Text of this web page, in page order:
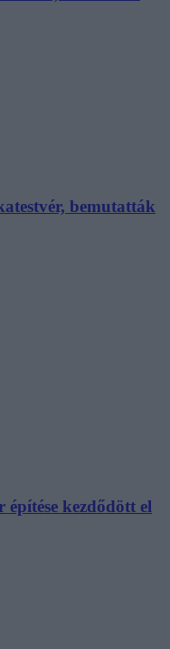
bemutatták
kezdődött el